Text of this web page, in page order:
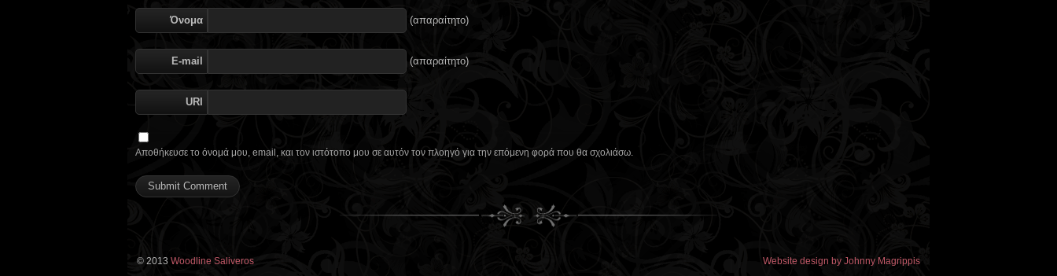
Όνομα (απαραίτητο)
E-mail (απαραίτητο)
URI
Αποθήκευσε το όνομά μου, email, και τον ιστότοπο μου σε αυτόν τον πλοηγό για την επόμενη φορά που θα σχολιάσω.
© 2013 Woodline Saliveros Website design by Johnny Magrippis